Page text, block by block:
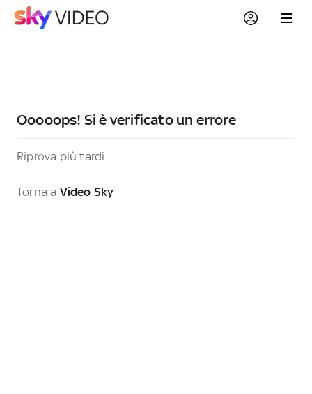
Ooooops! Si è verificato un errore
Riprova più tardi
Torna a Video Sky